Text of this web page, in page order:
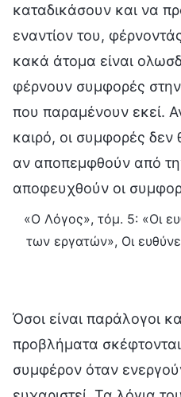
καταδικάσουν και να
εναντίον του,
κακά άτομα είναι
φέρνουν συμφορές
που παραμένουν εκεί.
καιρό, οι συμφορές
αν αποπεμφθούν από
αποφευχθούν οι
«Ο Λόγος», τόμ. 5: «Οι
των εργατών», Οι
Όσοι είναι παράλογοι
προβλήματα
συμφέρον όταν